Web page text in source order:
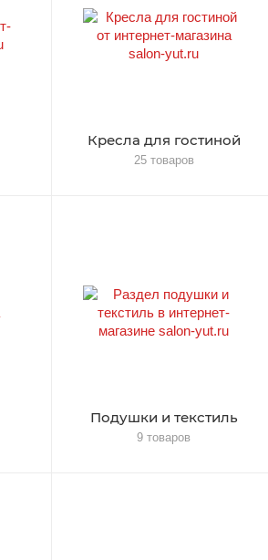
Кресла для гостиной
25 товаров
Подушки и текстиль
9 товаров